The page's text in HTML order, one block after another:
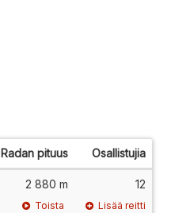
Radan pituus Osallistujia
2 880 m 12
Toista Lisää reitti